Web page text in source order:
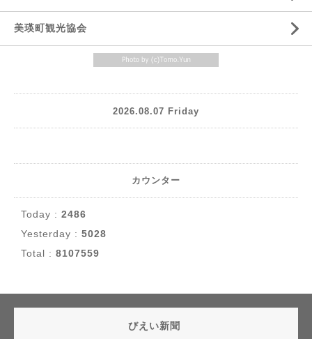
美瑛町観光協会
2026.08.07 Friday
カウンター
Today : 2486
Yesterday : 5028
Total : 8107559
びえい新聞